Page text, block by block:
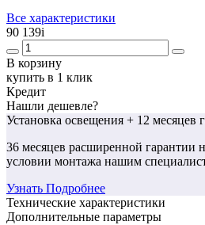
Все характеристики
90 139i
В корзину
купить в 1 клик
Кредит
Нашли дешевле?
Установка освещения + 12 месяцев
36 месяцев расширенной гарантии
условии монтажа нашим
Узнать Подробнее
Технические характеристики
Дополнительные параметры